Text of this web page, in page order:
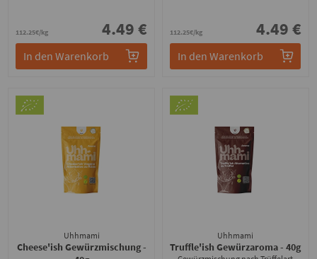
112.25€/kg 4.49 €
In den Warenkorb
112.25€/kg 4.49 €
In den Warenkorb
Uhhmami
Cheese'ish Gewürzmischung-
Uhhmami
Truffle'ish Gewürzaroma- 40g